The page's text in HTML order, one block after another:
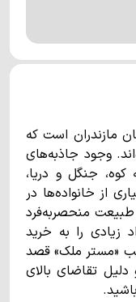
مازندران است که
وجود جاذبه‌های
جنگل و دریا،
از خانواده‌ها در
طبیعت منحصربه‌فرد
زیادی را به خرید
«مستر ملک» قصد
تقاضای بالای